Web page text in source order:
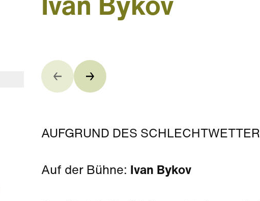
Ivan Bykov
AUFGRUND DES
Auf der Bühne: Ivan Bykov